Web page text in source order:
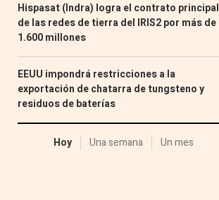
Hispasat (Indra) logra el contrato principal
de las redes de tierra del IRIS2 por más de
1.600 millones
EEUU impondrá restricciones a la
exportación de chatarra de tungsteno y
residuos de baterías
Hoy Una semana Un mes